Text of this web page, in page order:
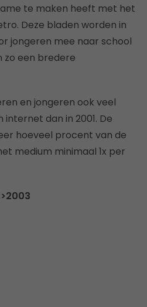
te maken heeft met het
Deze bladen worden in
jongeren mee naar school
zo een bredere
en jongeren ook veel
dan in 2001. De
hoeveel procent van de
medium minimaal 1x per